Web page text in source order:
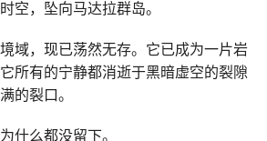
空，坠向马达拉群岛。
域，现已荡然无存。它已成为一片岩
所有的宁静都消逝于黑暗虚空的裂隙
的裂口。
什么都没留下。